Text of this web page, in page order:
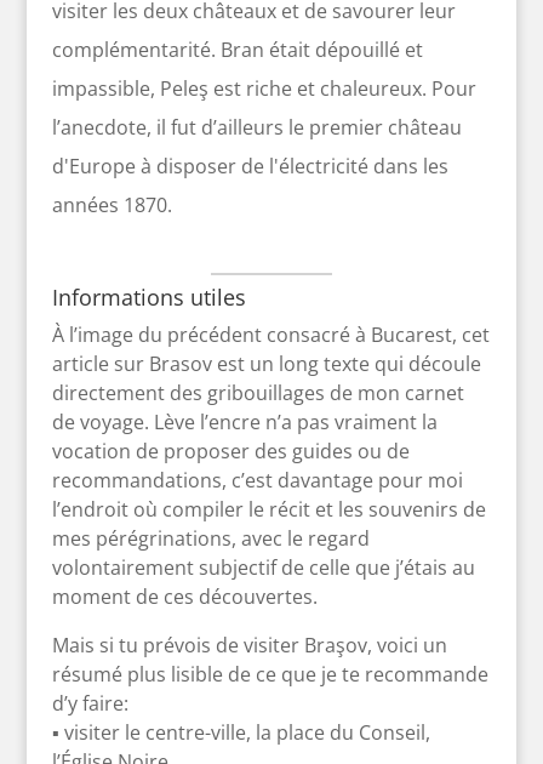
visiter les deux châteaux et de savourer leur
complémentarité. Bran était dépouillé et
impassible, Peleş est riche et chaleureux. Pour
l’anecdote, il fut d’ailleurs le premier château
d'Europe à disposer de l'électricité dans les
années 1870.
Informations utiles
À l’image du précédent consacré à Bucarest, cet
article sur Brasov est un long texte qui découle
directement des gribouillages de mon carnet
de voyage. Lève l’encre n’a pas vraiment la
vocation de proposer des guides ou de
recommandations, c’est davantage pour moi
l’endroit où compiler le récit et les souvenirs de
mes pérégrinations, avec le regard
volontairement subjectif de celle que j’étais au
moment de ces découvertes.
Mais si tu prévois de visiter Braşov, voici un
résumé plus lisible de ce que je te recommande
d’y faire:
▪ visiter le centre-ville, la place du Conseil,